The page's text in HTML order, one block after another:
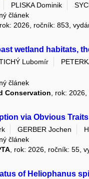
PLISKA Dominik
článek
, rok: 2026, ročník: 853,
wetland habitats,
Lubomír
článek
Conservation , rok:
via Obvious
GERBER Jochen
článek
, rok: 2026, ročník: 55,
of Heliophanus